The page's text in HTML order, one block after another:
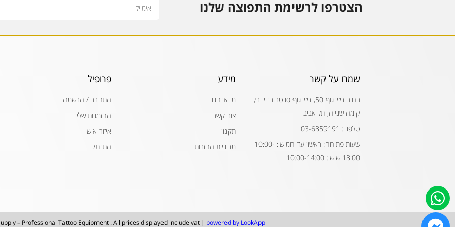
הצטרפו לרשימת התפוצה שלנו
שמרו על קשר
רחוב דיזינגוף 50, דיזינגוף סנטר בניין ב׳,
קומה שנייה, תל אביב
טלפון : 03-6859191
שעות פתיחה: ראשון עד חמישי: 10:00-
18:00 שישי: 10:00-14:00
מידע
מי אנחנו
צור קשר
תקנון
מדיניות החזרות
פרופיל
התחבר / הרשמה
ההזמנות שלי
איזור אישי
התנתק
– Professional Tattoo Equipment . All prices displayed include vat | powered by LookApp.